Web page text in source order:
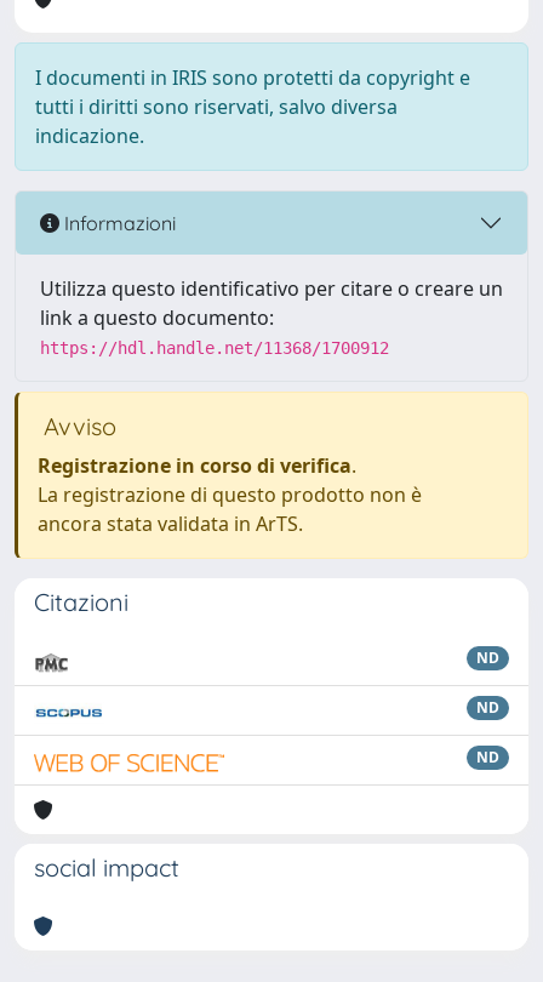
I documenti in IRIS sono protetti da copyright e
tutti i diritti sono riservati, salvo diversa
indicazione.
Informazioni
Utilizza questo identificativo per citare o creare un
link a questo documento:
https://hdl.handle.net/11368/1700912
Avviso
Registrazione in corso di verifica.
La registrazione di questo prodotto non è
ancora stata validata in ArTS.
Citazioni
ND
ND
ND
social impact